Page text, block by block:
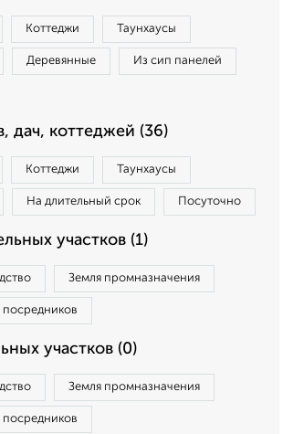
Коттеджи Таунхаусы
Деревянные Из сип панелей
дач, коттеджей (36)
Коттеджи Таунхаусы
На длительный срок Посуточно
участков (1)
Земля промназначения
посредников
участков (0)
Земля промназначения
посредников